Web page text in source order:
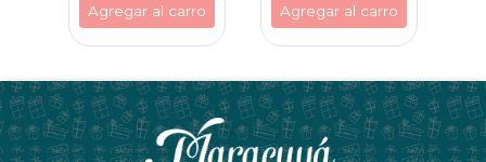
Agregar al carro Agregar al carro